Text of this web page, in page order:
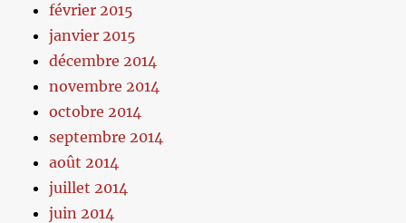
février 2015
janvier 2015
décembre 2014
novembre 2014
octobre 2014
septembre 2014
août 2014
juillet 2014
juin 2014